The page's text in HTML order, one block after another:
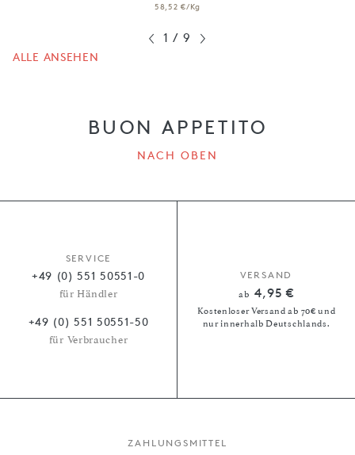
58,52 €/Kg
1 / 9
ALLE ANSEHEN
BUON APPETITO
NACH OBEN
SERVICE
+49 (0) 551 50551-0
für Händler
+49 (0) 551 50551-50
für Verbraucher
VERSAND
ab 4,95 €
Kostenloser Versand ab 70€ und
nur innerhalb Deutschlands.
ZAHLUNGSMITTEL